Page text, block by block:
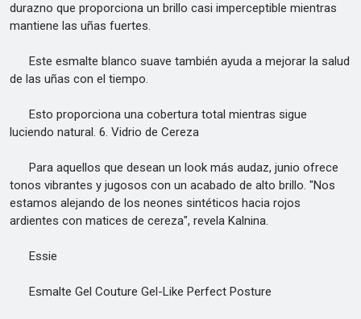
durazno que proporciona un brillo casi imperceptible mientras
mantiene las uñas fuertes.
Este esmalte blanco suave también ayuda a mejorar la salud
de las uñas con el tiempo.
Esto proporciona una cobertura total mientras sigue
luciendo natural. 6. Vidrio de Cereza
Para aquellos que desean un look más audaz, junio ofrece
tonos vibrantes y jugosos con un acabado de alto brillo. "Nos
estamos alejando de los neones sintéticos hacia rojos
ardientes con matices de cereza", revela Kalnina.
Essie
Esmalte Gel Couture Gel-Like Perfect Posture